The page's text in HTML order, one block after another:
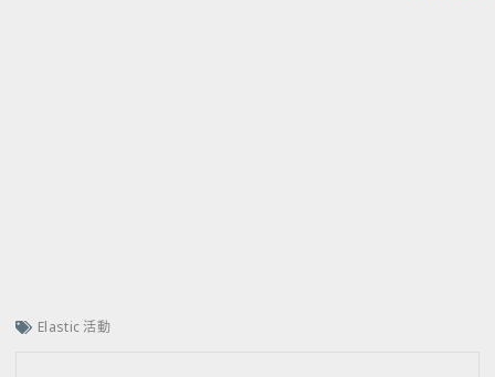
Elastic 活動